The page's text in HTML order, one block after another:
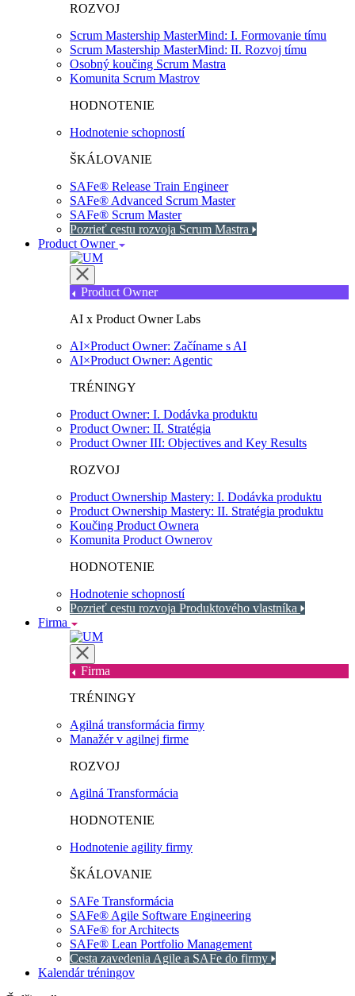
ROZVOJ
Scrum Mastership MasterMind: I. Formovanie tímu
Scrum Mastership MasterMind: II. Rozvoj tímu
Osobný koučing Scrum Mastra
Komunita Scrum Mastrov
HODNOTENIE
Hodnotenie schopností
ŠKÁLOVANIE
SAFe® Release Train Engineer
SAFe® Advanced Scrum Master
SAFe® Scrum Master
Pozrieť cestu rozvoja Scrum Mastra
Product Owner
Product Owner
AI x Product Owner Labs
AI×Product Owner: Začíname s AI
AI×Product Owner: Agentic
TRÉNINGY
Product Owner: I. Dodávka produktu
Product Owner: II. Stratégia
Product Owner III: Objectives and Key Results
ROZVOJ
Product Ownership Mastery: I. Dodávka produktu
Product Ownership Mastery: II. Stratégia produktu
Koučing Product Ownera
Komunita Product Ownerov
HODNOTENIE
Hodnotenie schopností
Pozrieť cestu rozvoja Produktového vlastníka
Firma
Firma
TRÉNINGY
Agilná transformácia firmy
Manažér v agilnej firme
ROZVOJ
Agilná Transformácia
HODNOTENIE
Hodnotenie agility firmy
ŠKÁLOVANIE
SAFe Transformácia
SAFe® Agile Software Engineering
SAFe® for Architects
SAFe® Lean Portfolio Management
Cesta zavedenia Agile a SAFe do firmy
Kalendár tréningov